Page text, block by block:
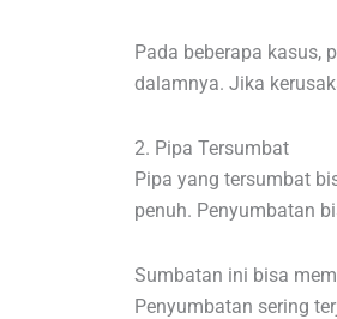
Pada beberapa kasus,
dalamnya. Jika
2. Pipa Tersumbat
Pipa yang tersumbat
penuh. Penyumbatan
Sumbatan ini bisa
Penyumbatan sering